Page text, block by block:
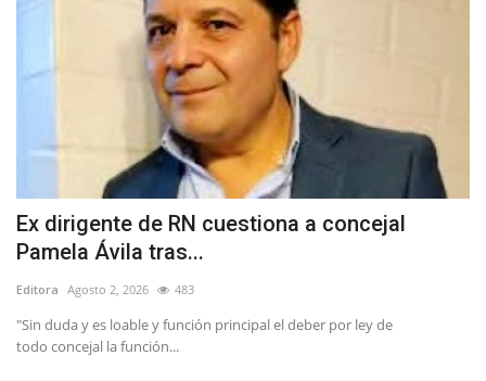
Ex dirigente de RN cuestiona a concejal
Pamela Ávila tras...
Editora Agosto 2, 2026 483
"Sin duda y es loable y función principal el deber por ley de
todo concejal la función...